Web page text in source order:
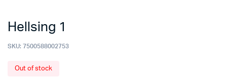
Hellsing 1
SKU: 7500588002753
Out of stock